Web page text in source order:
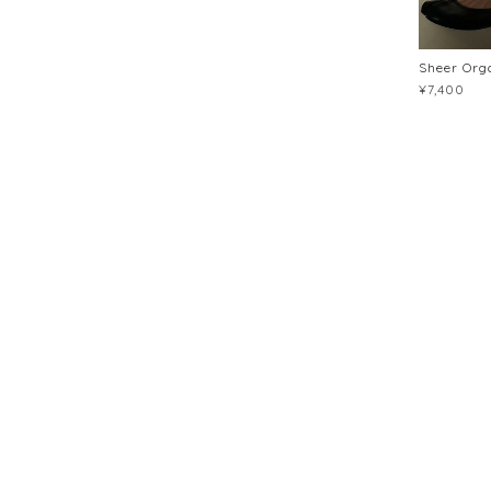
Sheer
¥7,400